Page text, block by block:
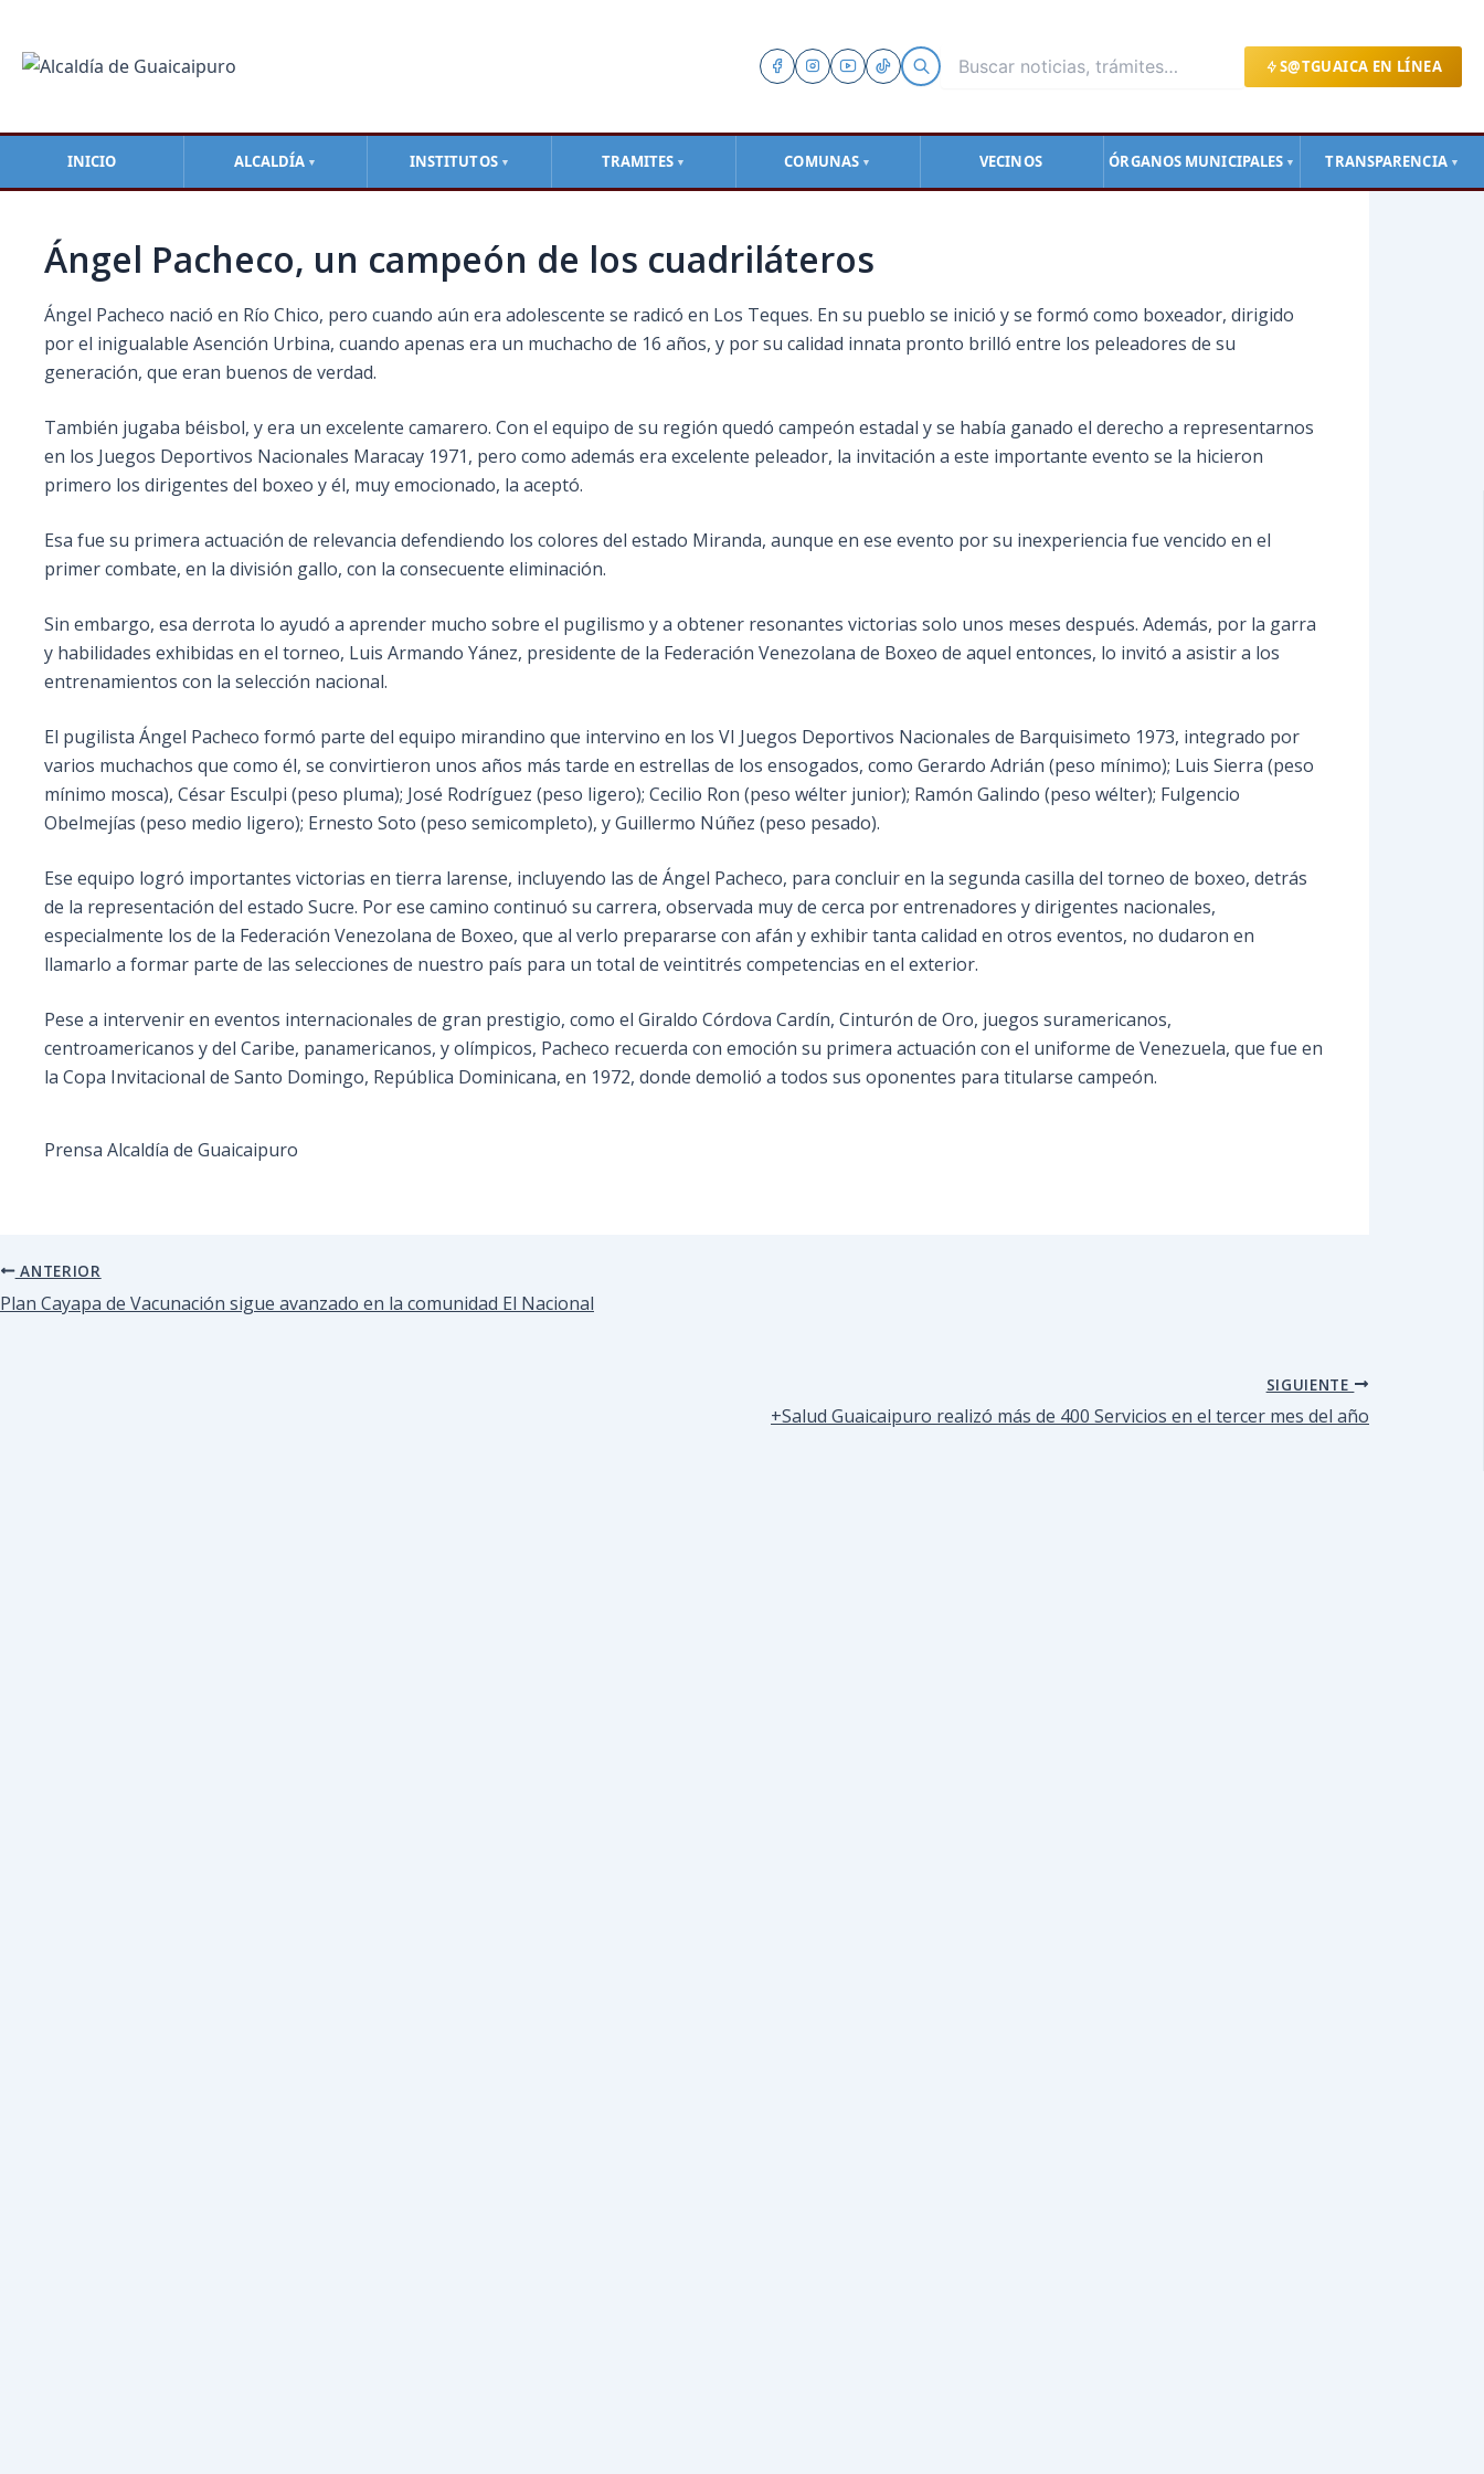
S@TGUAICA EN LÍNEA
INICIO ALCALDÍA ▼ INSTITUTOS ▼ TRAMITES ▼ COMUNAS ▼ VECINOS ÓRGANOS MUNICIPALES ▼ TRANSPARENCIA ▼
contenido
Ángel Pacheco, un campeón de los cuadriláteros
Ángel Pacheco nació en Río Chico, pero cuando aún era adolescente se radicó en Los Teques. En su pueblo se inició y se formó como boxeador, dirigido
por el inigualable Asención Urbina, cuando apenas era un muchacho de 16 años, y por su calidad innata pronto brilló entre los peleadores de su
generación, que eran buenos de verdad.
También jugaba béisbol, y era un excelente camarero. Con el equipo de su región quedó campeón estadal yse había ganado el derecho a representarnos
en los Juegos Deportivos Nacionales Maracay 1971, pero como además era excelente peleador, la invitación a este importante evento se la hicieron
primero los dirigentes del boxeo y él, muy emocionado, la aceptó.
Esa fue su primera actuación de relevancia defendiendo los colores del estado Miranda, aunque en ese evento por su inexperiencia fue vencido en el
primer combate, en la división gallo, con la consecuente eliminación.
Sin embargo, esa derrota lo ayudó a aprender mucho sobre el pugilismo y a obtener resonantes victorias solo unos meses después. Además, por la garra
y habilidades exhibidas en el torneo, Luis Armando Yánez, presidente de la Federación Venezolana de Boxeo de aquel entonces, lo invitó a asistir a los
entrenamientos con la selección nacional.
El pugilista Ángel Pacheco formó parte del equipo mirandino que intervino en los VI Juegos Deportivos Nacionales de Barquisimeto 1973, integrado por
varios muchachos que como él, se convirtieron unos años más tarde en estrellas de los ensogados, como Gerardo Adrián (peso mínimo); Luis Sierra (peso
mínimo mosca), César Esculpi (peso pluma); José Rodríguez (peso ligero); Cecilio Ron (peso wélter junior); Ramón Galindo (peso wélter); Fulgencio
Obelmejías (peso medio ligero); Ernesto Soto (peso semicompleto), y Guillermo Núñez (peso pesado).
Ese equipo logró importantes victorias en tierra larense, incluyendo las de Ángel Pacheco, para concluir en la segunda casilla del torneo de boxeo, detrás
de la representación del estado Sucre. Por ese camino continuó su carrera, observada muy de cerca por entrenadores y dirigentes nacionales,
especialmente los de la Federación Venezolana de Boxeo, que al verlo prepararse con afán y exhibir tanta calidad en otros eventos, no dudaron en
llamarlo a formar parte de las selecciones de nuestro país para un total de veintitrés competencias en el exterior.
Pese a intervenir en eventos internacionales de gran prestigio, como el Giraldo Córdova Cardín, Cinturón de Oro, juegos suramericanos,
centroamericanos y del Caribe, panamericanos, y olímpicos, Pacheco recuerda con emoción su primera actuación con el uniforme de Venezuela, que fue en
la Copa Invitacional de Santo Domingo, República Dominicana, en 1972, donde demolió a todos sus oponentes para titularse campeón.
Prensa Alcaldía de Guaicaipuro
entradas
ANTERIOR
Plan Cayapa de Vacunación sigue avanzado en la comunidad El Nacional
SIGUIENTE
+Salud Guaicaipuro realizó más de 400 Servicios en el tercer mes del año